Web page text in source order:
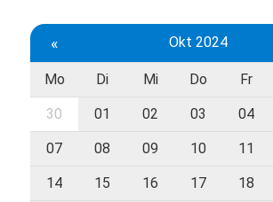
« Okt 2024
Mo Di Mi Do Fr
30 01 02 03 04
07 08 09 10 11
14 15 16 17 18